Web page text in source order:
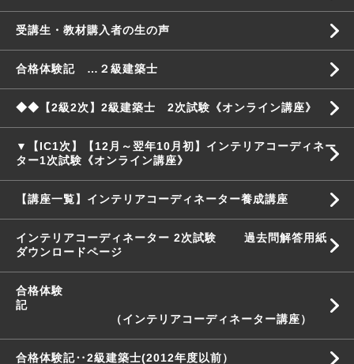
受講生・教材購入者の生の声
合格体験記 …２級建築士
◆◆【2級2次】2級建築士 2次試験《オンライン講座》
▼【IC1次】【12月～翌年10月初】インテリアコーディネー
ター1次試験《オンライン講座》
【講座一覧】インテリアコーディネーター養成講座
インテリアコーディネーター 2次試験 過去問解答用紙
ダウンロードページ
合格体験
記
（インテリアコーディネーター講座）
合格体験記‥2級建築士(2012年度以前）